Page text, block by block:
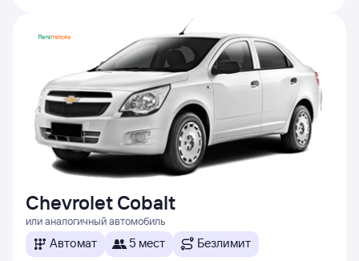
Chevrolet Cobalt
или аналогичный автомобиль
Автомат 5 мест Безлимит